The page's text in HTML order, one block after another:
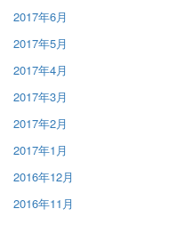
2017年6月
2017年5月
2017年4月
2017年3月
2017年2月
2017年1月
2016年12月
2016年11月